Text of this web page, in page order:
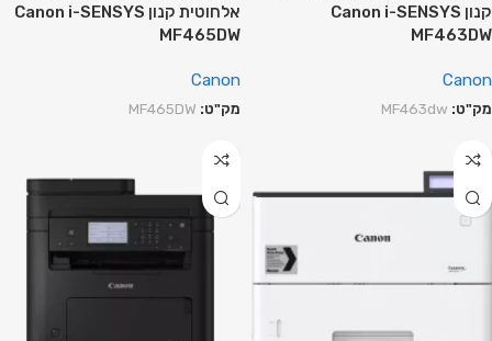
קנון Canon i-SENSYS
MF463DW
Canon
מק"ט: MF463dw
אלחוטית קנון Canon i-SENSYS
MF465DW
Canon
מק"ט: MF465DW